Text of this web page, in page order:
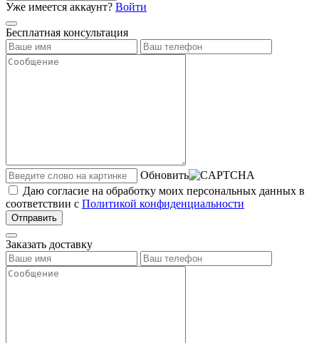
Уже имеется аккаунт? Войти
Бесплатная консультация
Обновить
Даю согласие на обработку моих персональных данных в
соответствии с Политикой конфиденциальности
Отправить
Заказать доставку